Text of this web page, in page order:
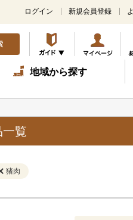
ログイン 新規会員登録
地域から探す
覧
猪肉